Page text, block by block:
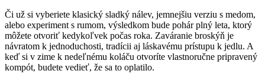
Či už si vyberiete klasický sladký nálev, jemnejšiu verziu s medom,
alebo experiment s rumom, výsledkom bude pohár plný leta, ktorý
môžete otvoriť kedykoľvek počas roka. Zaváranie broskýň je
návratom k jednoduchosti, tradícii aj láskavému prístupu k jedlu. A
keď si v zime k nedeľnému koláču otvoríte vlastnoručne pripravený
kompót, budete vedieť, že sa to oplatilo.